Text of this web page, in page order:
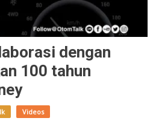
dengan
100 tahun
Videos